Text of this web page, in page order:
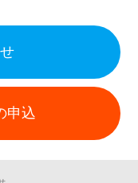
申込